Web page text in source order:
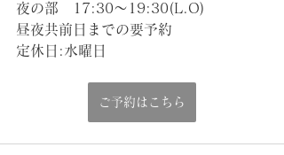
夜の部　17:30〜19:30(L.O)
昼夜共前日までの要予約
定休日:水曜日
ご予約はこちら